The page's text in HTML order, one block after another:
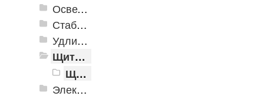
Осветительное оборудование
Стабилизаторы напряжения
Удлинители электрические
Щитовое оборудование
Щитовое оборудование, шины и клеммники
Электроустановочные изделия